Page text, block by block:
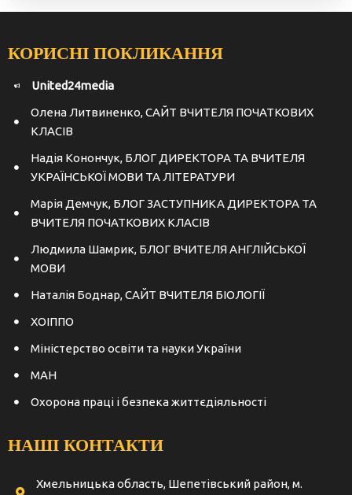
КОРИСНІ ПОКЛИКАННЯ
United24media
Олена Литвиненко, САЙТ ВЧИТЕЛЯ ПОЧАТКОВИХ
КЛАСІВ
Надія Конончук, БЛОГ ДИРЕКТОРА ТА ВЧИТЕЛЯ
УКРАЇНСЬКОЇ МОВИ ТА ЛІТЕРАТУРИ
Марія Демчук, БЛОГ ЗАСТУПНИКА ДИРЕКТОРА ТА
ВЧИТЕЛЯ ПОЧАТКОВИХ КЛАСІВ
Людмила Шамрик, БЛОГ ВЧИТЕЛЯ АНГЛІЙСЬКОЇ
МОВИ
Наталія Боднар, САЙТ ВЧИТЕЛЯ БІОЛОГІЇ
ХОІППО
Міністерство освіти та науки України
МАН
Охорона праці і безпека життєдіяльності
НАШІ КОНТАКТИ
Хмельницька область, Шепетівський район, м.